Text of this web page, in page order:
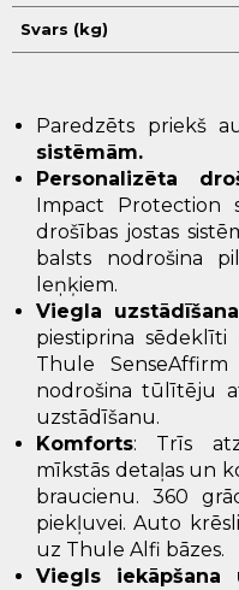
Svars (kg)
Paredzēts priekš
sistēmām.
Personalizēta
Impact Protection
drošības jostas
balsts nodrošina
leņķiem.
Viegla uzstādīšana
piestiprina sēdeklīti
Thule
nodrošina tūlītēju
uzstādīšanu.
Komforts: Trīs
mīkstās detaļas un
braucienu. 360
piekļuvei. Auto
uz Thule Alfi bāzes.
Viegls iekāpšana